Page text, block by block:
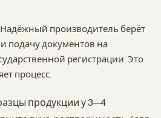
Надёжный производитель берёт
подачу документов на
регистрации. Это
процесс.
продукции у 3—4